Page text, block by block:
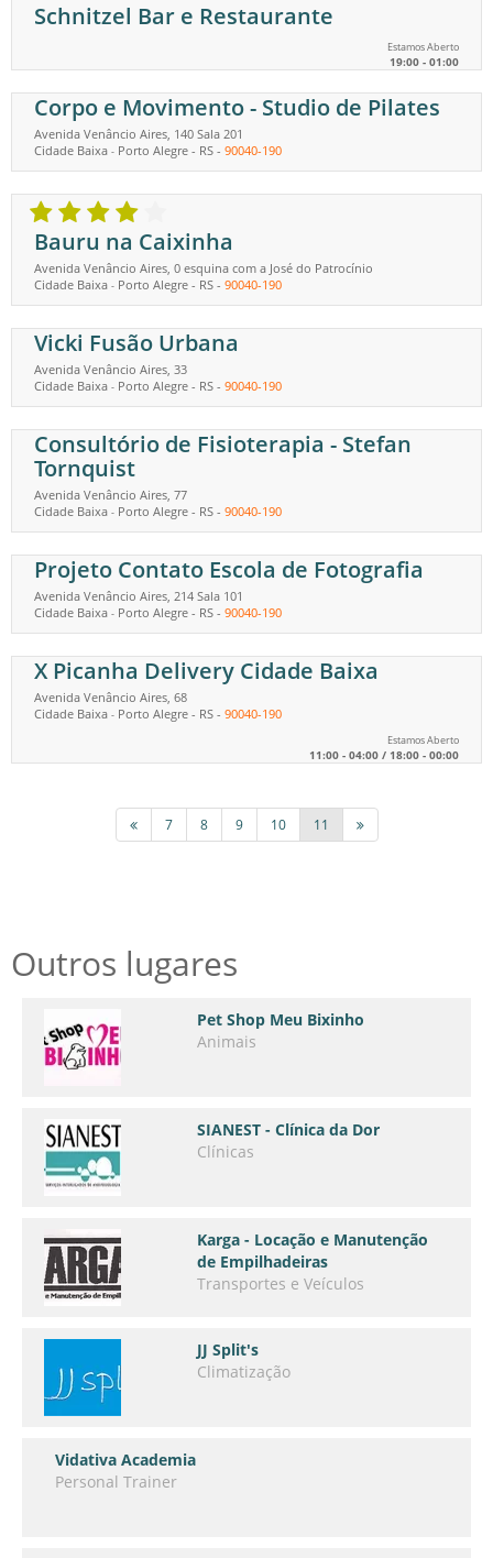
Schnitzel Bar e Restaurante
Estamos Aberto
19:00 - 01:00
Corpo e Movimento - Studio de Pilates
Avenida Venâncio Aires, 140 Sala 201
Cidade Baixa - Porto Alegre - RS - 90040-190
Bauru na Caixinha
Avenida Venâncio Aires, 0 esquina com a José do Patrocínio
Cidade Baixa - Porto Alegre - RS - 90040-190
Vicki Fusão Urbana
Avenida Venâncio Aires, 33
Cidade Baixa - Porto Alegre - RS - 90040-190
Consultório de Fisioterapia - Stefan
Tornquist
Avenida Venâncio Aires, 77
Cidade Baixa - Porto Alegre - RS - 90040-190
Projeto Contato Escola de Fotografia
Avenida Venâncio Aires, 214 Sala 101
Cidade Baixa - Porto Alegre - RS - 90040-190
X Picanha Delivery Cidade Baixa
Avenida Venâncio Aires, 68
Cidade Baixa - Porto Alegre - RS - 90040-190
Estamos Aberto
11:00 - 04:00 / 18:00 - 00:00
7 8 9 10 11
Outros lugares
Pet Shop Meu Bixinho
Animais
SIANEST - Clínica da Dor
Clínicas
Karga - Locação e Manutenção
de Empilhadeiras
Transportes e Veículos
JJ Split's
Climatização
Vidativa Academia
Personal Trainer